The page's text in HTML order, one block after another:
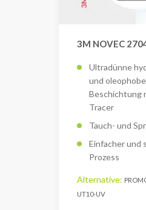
3M NOVEC
Ultradünne
und oleophobe
Beschichtung
Tracer
Tauch- und
Einfacher und
Prozess
Alternative:
UT10-UV